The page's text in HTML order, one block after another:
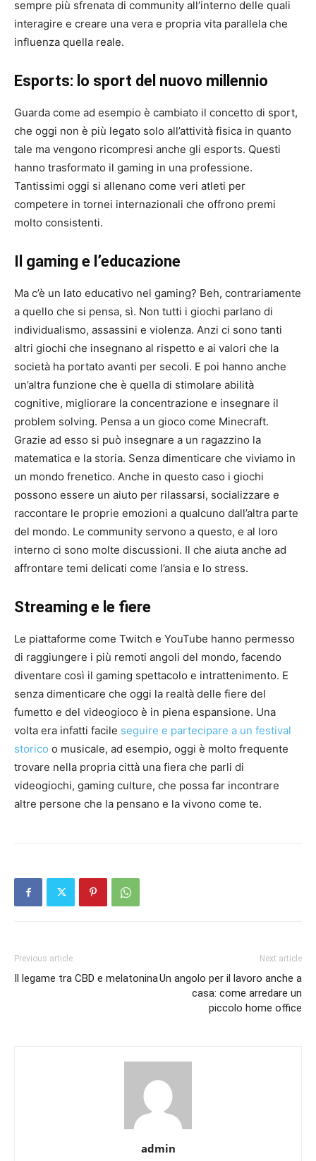
sempre più sfrenata di community all’interno delle quali
interagire e creare una vera e propria vita parallela che
influenza quella reale.
Esports: lo sport del nuovo millennio
Guarda come ad esempio è cambiato il concetto di sport,
che oggi non è più legato solo all’attività fisica in quanto
tale ma vengono ricompresi anche gli esports. Questi
hanno trasformato il gaming in una professione.
Tantissimi oggi si allenano come veri atleti per
competere in tornei internazionali che offrono premi
molto consistenti.
Il gaming e l’educazione
Ma c’è un lato educativo nel gaming? Beh, contrariamente
a quello che si pensa, sì. Non tutti i giochi parlano di
individualismo, assassini e violenza. Anzi ci sono tanti
altri giochi che insegnano al rispetto e ai valori che la
società ha portato avanti per secoli. E poi hanno anche
un’altra funzione che è quella di stimolare abilità
cognitive, migliorare la concentrazione e insegnare il
problem solving. Pensa a un gioco come Minecraft.
Grazie ad esso si può insegnare a un ragazzino la
matematica e la storia. Senza dimenticare che viviamo in
un mondo frenetico. Anche in questo caso i giochi
possono essere un aiuto per rilassarsi, socializzare e
raccontare le proprie emozioni a qualcuno dall’altra parte
del mondo. Le community servono a questo, e al loro
interno ci sono molte discussioni. Il che aiuta anche ad
affrontare temi delicati come l’ansia e lo stress.
Streaming e le fiere
Le piattaforme come Twitch e YouTube hanno permesso
di raggiungere i più remoti angoli del mondo, facendo
diventare così il gaming spettacolo e intrattenimento. E
senza dimenticare che oggi la realtà delle fiere del
fumetto e del videogioco è in piena espansione. Una
volta era infatti facile seguire e partecipare a un festival
storico o musicale, ad esempio, oggi è molto frequente
trovare nella propria città una fiera che parli di
videogiochi, gaming culture, che possa far incontrare
altre persone che la pensano e la vivono come te.
Previous article
Il legame tra CBD e melatonina
Next article
Un angolo per il lavoro anche a
casa: come arredare un
piccolo home office
admin